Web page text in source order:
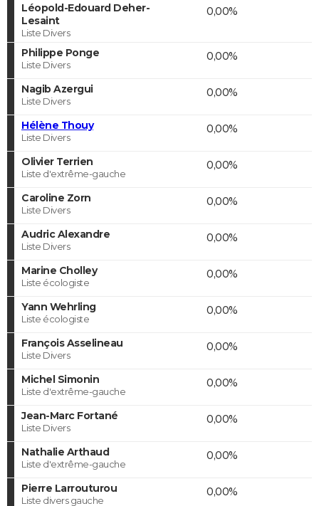
Léopold-Edouard Deher-
Lesaint
Liste Divers
0,00%
Philippe Ponge
Liste Divers
0,00%
Nagib Azergui
Liste Divers
0,00%
Hélène Thouy
Liste Divers
0,00%
Olivier Terrien
Liste d'extrême-gauche
0,00%
Caroline Zorn
Liste Divers
0,00%
Audric Alexandre
Liste Divers
0,00%
Marine Cholley
Liste écologiste
0,00%
Yann Wehrling
Liste écologiste
0,00%
François Asselineau
Liste Divers
0,00%
Michel Simonin
Liste d'extrême-gauche
0,00%
Jean-Marc Fortané
Liste Divers
0,00%
Nathalie Arthaud
Liste d'extrême-gauche
0,00%
Pierre Larrouturou
Liste divers gauche
0,00%